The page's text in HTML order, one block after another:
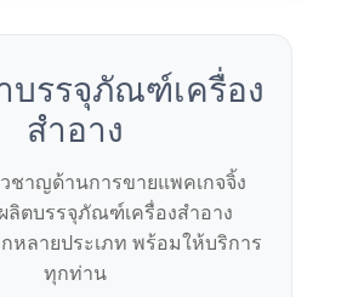
บรรจุภัณฑ์เครื่อง
สำอาง
วชาญด้านการขายแพคเกจจิ้ง
ลิตบรรจุภัณฑ์เครื่องสำอาง
หลายประเภท พร้อมให้บริการ
ทุกท่าน